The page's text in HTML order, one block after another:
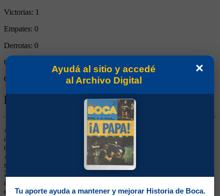
Victorias: 1
Empates: 0
Derrotas: 0
Goles de Boca:
Goles rivales:
Biografía de Wilfredo Daniel Caballero
Arquero. Ganó un título (Apertura 2000). Surgido de las Inferiores,
allí logró un récord de 1.052 minutos sin recibir tantos). Fue
campeón mundial Juvenil en 2001 en el torneo Sub-20 jugado en
Argentina. De buen físico, técnica, agilidad y elasticidad, estuvo
siempre como suplente del Pato Abbondanzieri, hasta que se fue en
2004 a España, para jugar en el Elche. Retornó a Argentina para
atajar en Arsenal pero al tiempo volvió al equipo español. Continuó
en Málaga, Manchester City y Chelsea
×
Ayudá al sitio y accedé
al Archivo Digital
Tu aporte ayuda a mantener y mejorar Historia de Boca.